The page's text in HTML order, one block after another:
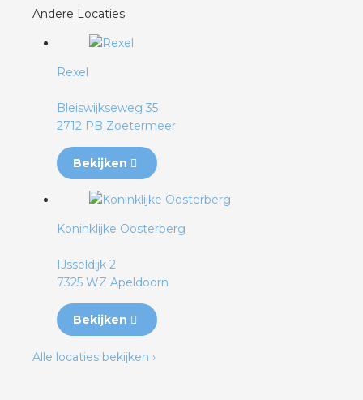
Andere Locaties
Rexel
Bleiswijkseweg 35
2712 PB Zoetermeer
Bekijken
Koninklijke Oosterberg
IJsseldijk 2
7325 WZ Apeldoorn
Bekijken
Alle locaties bekijken ›
groothandels